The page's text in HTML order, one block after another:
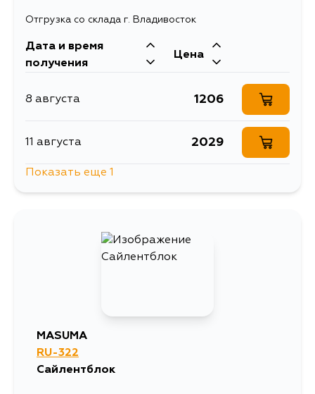
Отгрузка со склада г. Владивосток
Дата и время
получения
Цена
8 августа 1206
11 августа 2029
Показать еще 1
MASUMA
RU-322
Сайлентблок